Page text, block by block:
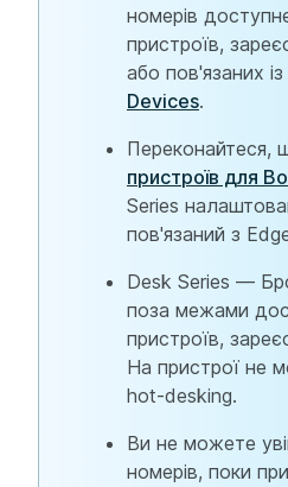
номерів
пристроїв,
або пов'язаних із
Devices.
Переконайтеся,
пристроїв для
Series
пов'язаний з
Desk Series —
поза межами
пристроїв,
На пристрої не
hot-desking.
Ви не можете
номерів, поки